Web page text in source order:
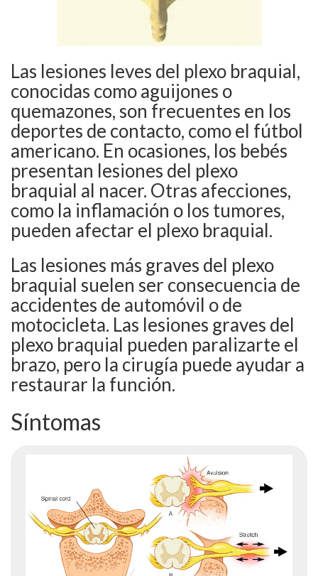
Las lesiones leves del plexo braquial,
conocidas como aguijones o
quemazones, son frecuentes en los
deportes de contacto, como el fútbol
americano. En ocasiones, los bebés
presentan lesiones del plexo
braquial al nacer. Otras afecciones,
como la inflamación o los tumores,
pueden afectar el plexo braquial.
Las lesiones más graves del plexo
braquial suelen ser consecuencia de
accidentes de automóvil o de
motocicleta. Las lesiones graves del
plexo braquial pueden paralizarte el
brazo, pero la cirugía puede ayudar a
restaurar la función.
Síntomas